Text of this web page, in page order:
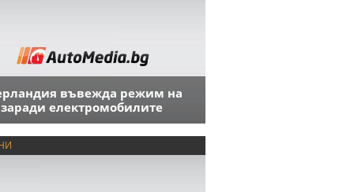
въвежда режим на
заради електромобилите